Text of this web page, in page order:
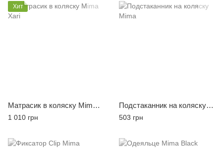
Хит
Матрасик в коляску Mima Xari
1 010 грн
Подстаканник на коляску Mima
503 грн